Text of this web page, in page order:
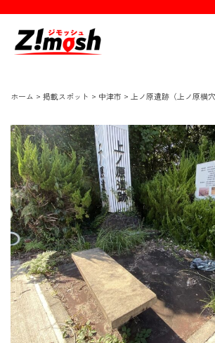
ホーム > 掲載スポット > 中津市 > 上ノ原遺跡（上ノ原横穴